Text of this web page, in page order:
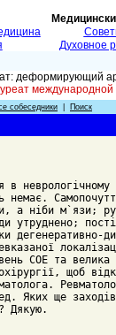
Духовное
деформирующий
собеседники Поиск
неврологічному
немає.
а ніби м`язи;
утруднено;
дегенеративно-
СОЕ та велика
щоб
Яких ще
Дякую.